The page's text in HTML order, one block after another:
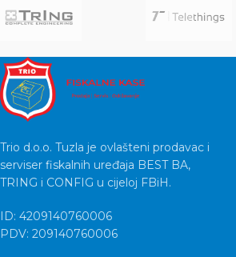
Trio d.o.o. Tuzla je ovlašteni prodavac i
serviser fiskalnih uređaja BEST BA,
TRING i CONFIG u cijeloj FBiH.
ID: 4209140760006
PDV: 209140760006